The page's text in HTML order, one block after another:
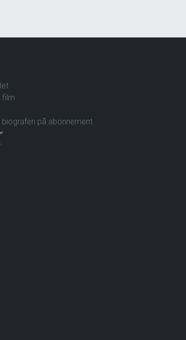
film
biografen på abonnement